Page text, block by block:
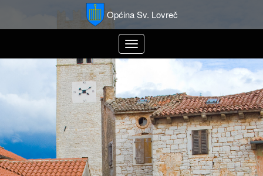
Općina Sv. Lovreč
Toggle
navigation